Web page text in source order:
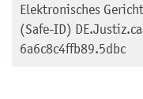
Elektronisches
(Safe-ID)
6a6c8c4ffb89.5dbc